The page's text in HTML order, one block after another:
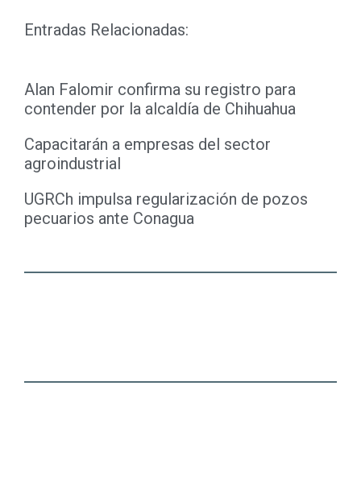
Entradas Relacionadas:
Alan Falomir confirma su registro para
contender por la alcaldía de Chihuahua
Capacitarán a empresas del sector
agroindustrial
UGRCh impulsa regularización de pozos
pecuarios ante Conagua